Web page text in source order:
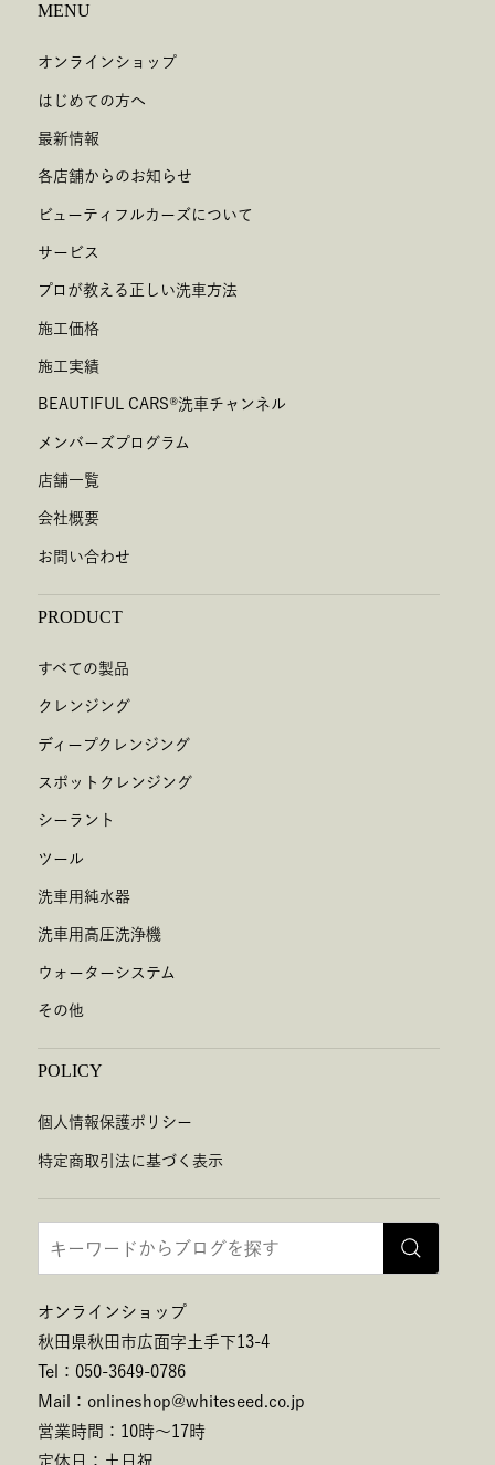
MENU
オンラインショップ
はじめての方へ
最新情報
各店舗からのお知らせ
ビューティフルカーズについて
サービス
プロが教える正しい洗車方法
施工価格
施工実績
BEAUTIFUL CARS®洗車チャンネル
メンバーズプログラム
店舗一覧
会社概要
お問い合わせ
PRODUCT
すべての製品
クレンジング
ディープクレンジング
スポットクレンジング
シーラント
ツール
洗車用純水器
洗車用高圧洗浄機
ウォーターシステム
その他
POLICY
個人情報保護ポリシー
特定商取引法に基づく表示
オンラインショップ
秋田県秋田市広面字土手下13-4
Tel：050-3649-0786
Mail：onlineshop@whiteseed.co.jp
営業時間：10時～17時
定休日：土日祝